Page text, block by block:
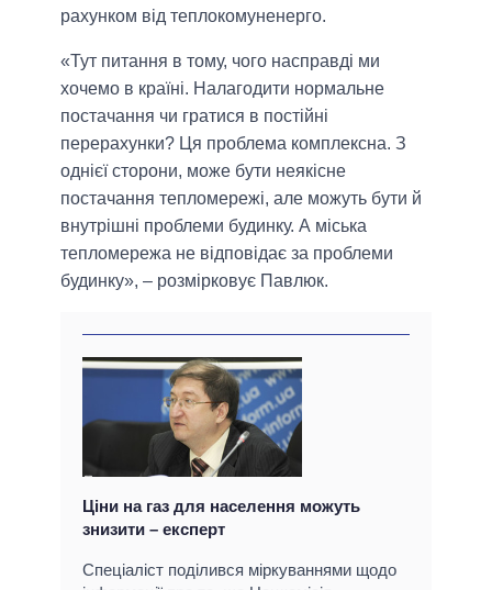
рахунком від теплокомуненерго.
«Тут питання в тому, чого насправді ми
хочемо в країні. Налагодити нормальне
постачання чи гратися в постійні
перерахунки? Ця проблема комплексна. З
однієї сторони, може бути неякісне
постачання тепломережі, але можуть бути й
внутрішні проблеми будинку. А міська
тепломережа не відповідає за проблеми
будинку», – розмірковує Павлюк.
Ціни на газ для населення можуть
знизити – експерт
Спеціаліст поділився міркуваннями щодо